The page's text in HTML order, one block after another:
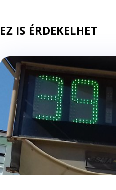
EZ IS ÉRDEKELHET